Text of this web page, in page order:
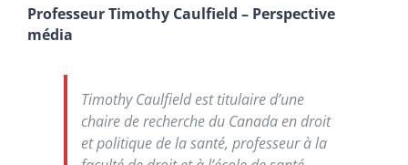
Professeur Timothy Caulfield – Perspective
média
Timothy Caulfield est titulaire d’une
chaire de recherche du Canada en droit
et politique de la santé, professeur à la